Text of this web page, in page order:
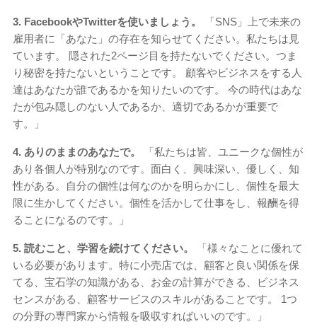
3. FacebookやTwitterを使いましょう。
「SNS」上で未来の
雇用者に「あなた」の存在を知らせてください。私たちは見
ています。 隠された2ページ目を持たないでください。つま
り秘密を持たないということです。 顧客やビジネスをする人
達はあなたが誰であるかを知りたいのです。 今の時代はあな
たが包み隠しのない人であるか、適切であるかが重要で
す。」
4. ありのままのあなたで。
「私たちは皆、ユニークな個性が
あり各個人が特別なのです。面白く、興味深い、優しく、知
性がある。自分の個性は何なのかを明らかにし、個性を最大
限に生かしてください。個性を活かして仕事をし、報酬を得
ることになるのです。」
5. 読むこと、学習を続けてください。
「様々なことに優れて
いる必要があります。特に小売店では、顧客と良い関係を保
てる、宝石学の知識がある、お金の計算ができる、ビジネス
センスがある、顧客サービスのスキルがあることです。 1つ
の分野の専門家から情報を吸収すればいいのです。」